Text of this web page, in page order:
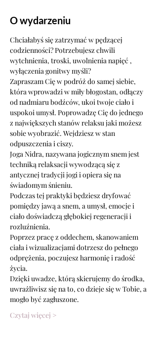
O wydarzeniu
Chciałabyś się zatrzymać w pędzącej
codzienności? Potrzebujesz chwili
wytchnienia, troski, uwolnienia napięć ,
wyłączenia gonitwy myśli?
Zapraszam Cię w podróż do samej siebie,
która wprowadzi w miły błogostan, odłączy
od nadmiaru bodźców, ukoi twoje ciało i
uspokoi umysł. Poprowadzę Cię do jednego
z największych stanów relaksu jaki możesz
sobie wyobrazić. Wejdziesz w stan
odpuszczenia i ciszy.
Joga Nidra, nazywana jogicznym snem jest
techniką relaksacji wywodzącą się z
antycznej tradycji jogi i opiera się na
świadomym śnieniu.
Podczas tej praktyki będziesz dryfować
pomiędzy jawą a snem, a umysł, emocje i
ciało doświadczą głębokiej regeneracji i
rozluźnienia.
Poprzez pracę z oddechem, skanowaniem
ciała i wizualizacjami dotrzesz do pełnego
odprężenia, poczujesz harmonię i radość
życia.
Dzięki uwadze, którą skierujemy do środka,
uwrażliwisz się na to, co dzieje się w Tobie, a
mogło być zagłuszone.
Czytaj więcej >